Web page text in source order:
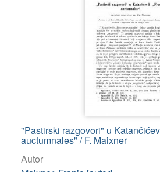
"Pastirski razgovori" u
auctumnales" / F. Maixner
Autor